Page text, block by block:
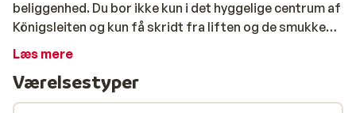
beliggenhed. Du bor ikke kun i det hyggelige centrum af
Königsleiten og kun få skridt fra liften og de smukke
vandrestier, men også i et dejligt skovområde.
nybygningen, som er forbundet med hinanden. Du kan
vælge mellem forskellige typer moderne lejligheder,
Læs mere
Værelsestyper